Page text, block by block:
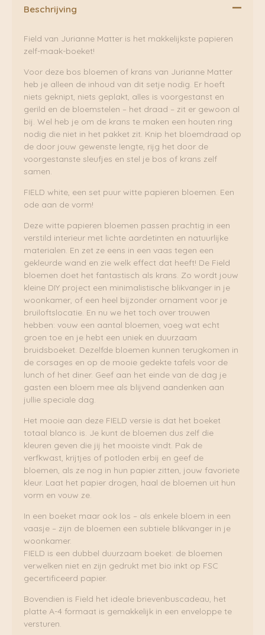
Beschrijving
Field van Jurianne Matter is het makkelijkste papieren
zelf-maak-boeket!
Voor deze bos bloemen of krans van Jurianne Matter
heb je alleen de inhoud van dit setje nodig. Er hoeft
niets geknipt, niets geplakt, alles is voorgestanst en
gerild en de bloemstelen – het draad – zit er gewoon al
bij. Wel heb je om de krans te maken een houten ring
nodig die niet in het pakket zit. Knip het bloemdraad op
de door jouw gewenste lengte, rijg het door de
voorgestanste sleufjes en stel je bos of krans zelf
samen.
FIELD white, een set puur witte papieren bloemen. Een
ode aan de vorm!
Deze witte papieren bloemen passen prachtig in een
verstild interieur met lichte aardetinten en natuurlijke
materialen. En zet ze eens in een vaas tegen een
gekleurde wand en zie welk effect dat heeft! De Field
bloemen doet het fantastisch als krans. Zo wordt jouw
kleine DIY project een minimalistische blikvanger in je
woonkamer, of een heel bijzonder ornament voor je
bruiloftslocatie. En nu we het toch over trouwen
hebben: vouw een aantal bloemen, voeg wat echt
groen toe en je hebt een uniek en duurzaam
bruidsboeket. Dezelfde bloemen kunnen terugkomen in
de corsages en op de mooie gedekte tafels voor de
lunch of het diner. Geef aan het einde van de dag je
gasten een bloem mee als blijvend aandenken aan
jullie speciale dag.
Het mooie aan deze FIELD versie is dat het boeket
totaal blanco is. Je kunt de bloemen dus zelf die
kleuren geven die jij het mooiste vindt. Pak de
verfkwast, krijtjes of potloden erbij en geef de
bloemen, als ze nog in hun papier zitten, jouw favoriete
kleur. Laat het papier drogen, haal de bloemen uit hun
vorm en vouw ze.
In een boeket maar ook los – als enkele bloem in een
vaasje – zijn de bloemen een subtiele blikvanger in je
woonkamer.
FIELD is een dubbel duurzaam boeket: de bloemen
verwelken niet en zijn gedrukt met bio inkt op FSC
gecertificeerd papier.
Bovendien is Field het ideale brievenbuscadeau, het
platte A-4 formaat is gemakkelijk in een enveloppe te
versturen.